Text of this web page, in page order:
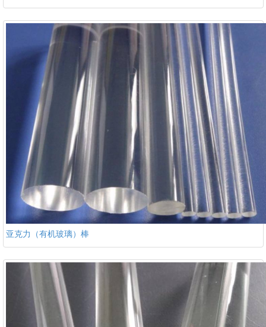
亚克力（有机玻璃）棒